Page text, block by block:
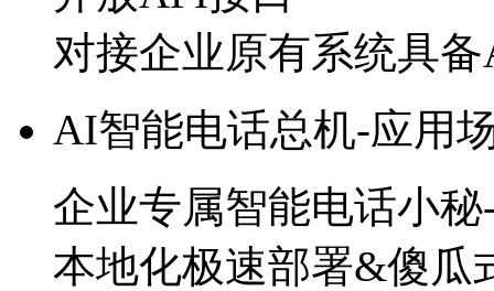
对接企业原有系统具
AI智能电话总机-应用
企业专属智能电话小
本地化极速部署&傻瓜